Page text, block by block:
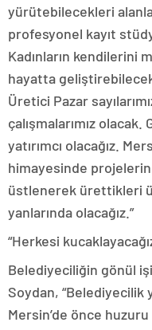
yürütebilecekleri
profesyonel kayıt
Kadınların kendilerini
hayatta
Üretici Pazar
çalışmalarımız
yatırımcı olacağız.
himayesinde
üstlenerek ürettikleri
yanlarında olacağız.”
“Herkesi
Belediyeciliğin gönül
Soydan, “Belediyecilik
Mersin’de önce